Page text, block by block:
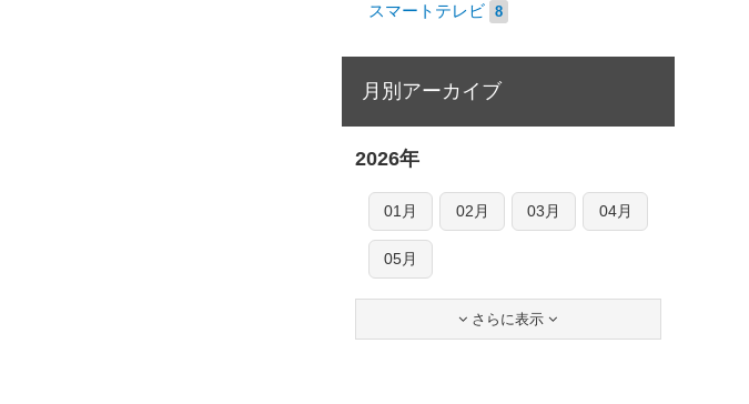
スマートテレビ 8
月別アーカイブ
2026年
01月 02月 03月 04月
05月
 さらに表示 